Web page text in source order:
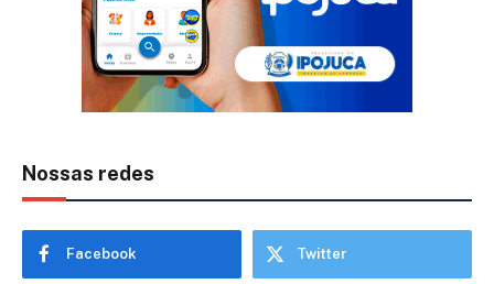
Nossas redes
Facebook Twitter